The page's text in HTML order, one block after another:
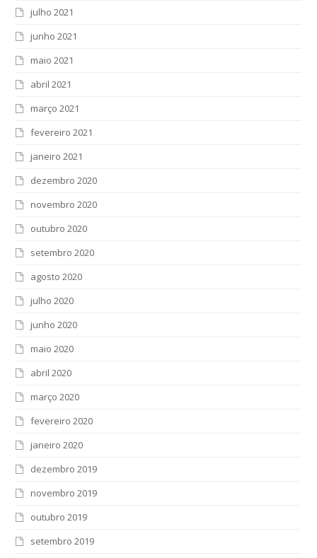
julho 2021
junho 2021
maio 2021
abril 2021
março 2021
fevereiro 2021
janeiro 2021
dezembro 2020
novembro 2020
outubro 2020
setembro 2020
agosto 2020
julho 2020
junho 2020
maio 2020
abril 2020
março 2020
fevereiro 2020
janeiro 2020
dezembro 2019
novembro 2019
outubro 2019
setembro 2019